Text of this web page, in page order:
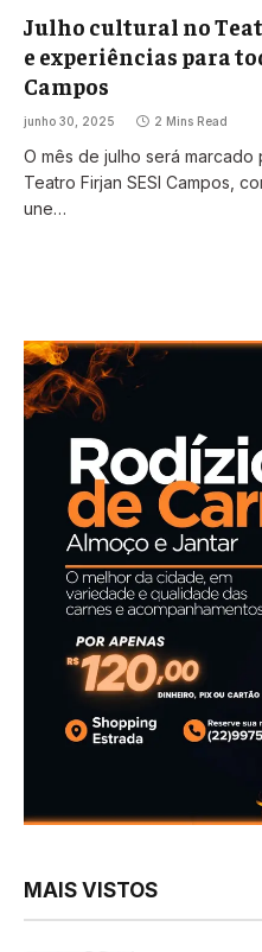
Julho cultural no
e experiências para
Campos
junho 30, 2025 2 Mins Read
O mês de julho será
Teatro Firjan SESI Campos,
une…
MAIS VISTOS